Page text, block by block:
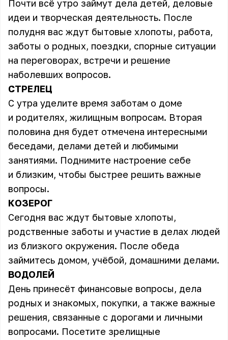
Почти всё утро займут дела детей, деловые
идеи и творческая деятельность. После
полудня вас ждут бытовые хлопоты, работа,
заботы о родных, поездки, спорные ситуации
на переговорах, встречи и решение
наболевших вопросов.
СТРЕЛЕЦ
С утра уделите время заботам о доме
и родителях, жилищным вопросам. Вторая
половина дня будет отмечена интересными
беседами, делами детей и любимыми
занятиями. Поднимите настроение себе
и близким, чтобы быстрее решить важные
вопросы.
КОЗЕРОГ
Сегодня вас ждут бытовые хлопоты,
родственные заботы и участие в делах людей
из близкого окружения. После обеда
займитесь домом, учёбой, домашними делами.
ВОДОЛЕЙ
День принесёт финансовые вопросы, дела
родных и знакомых, покупки, а также важные
решения, связанные с дорогами и личными
вопросами. Посетите зрелищные